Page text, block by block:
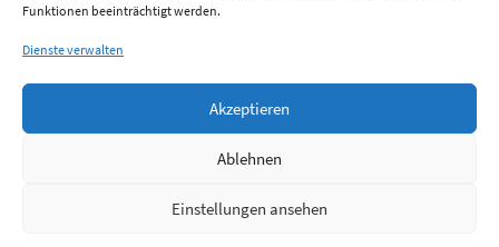
Funktionen beeinträchtigt werden.
Dienste verwalten
Akzeptieren
Ablehnen
Einstellungen ansehen
Anmelden